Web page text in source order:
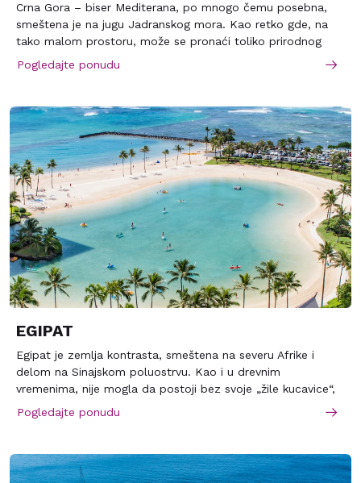
Crna Gora – biser Mediterana, po mnogo čemu posebna,
smeštena je na jugu Jadranskog mora. Kao retko gde, na
tako malom prostoru, može se pronaći toliko prirodnog
bogatstva, lepote, pitomih plaža, bistrih jezera, brzih reka i
predivnih planina. More, jezera, kanjoni, planine
kvalitetno odmori. U jednom danu, radoznali putnik može
sebi priuštiti jutarnju kafu na jednoj od mnogobrojnih plaža
Budvanske rivijere, ručak uz pesmu ptica na Skadarskom
jezeru, i večeru uz ognjište na obroncima velelepne planine
Durmitor. Sve to odlikuje Crnu Goru kao turisticku
destinaciju koja ima dosta toga da pruži.
Pogledajte ponudu
EGIPAT
Egipat je zemlja kontrasta, smeštena na severu Afrike i
delom na Sinajskom poluostrvu. Kao i u drevnim
vremenima, nije mogla da postoji bez svoje „žile kucavice“,
Nila. Najduža reka sveta nosi bogate vode iz srca Afrike i
navodnjava usku cvetnu dolinu koja prolazi kroz ogromnu
severu i Crveno na istoku. Retke su države koje mogu da se
uporede sa Egiptom po broju istorijskih spomenika. Slavne
Pogledajte ponudu